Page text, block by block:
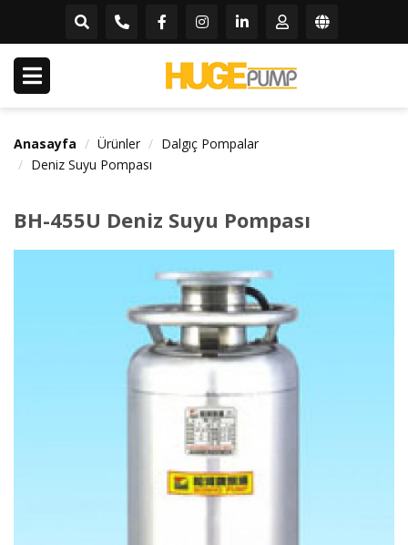
Anasayfa Ürünler
Dalgıç Pompalar
Deniz Suyu Pompası
BH-455U Deniz Suyu Pompası